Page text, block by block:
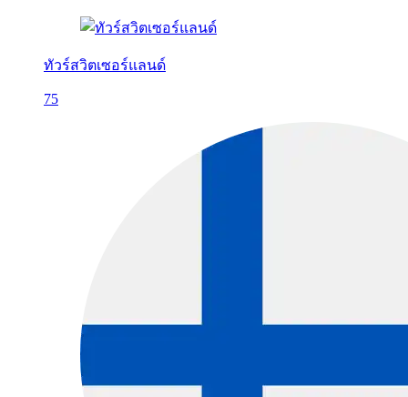
ทัวร์สวิตเซอร์แลนด์
75